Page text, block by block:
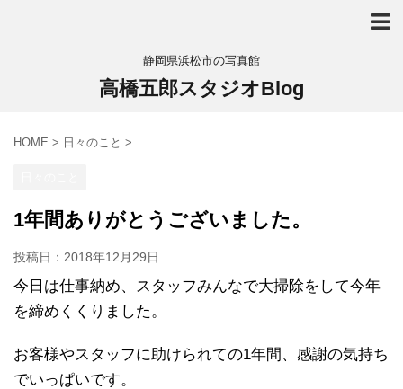
静岡県浜松市の写真館
高橋五郎スタジオBlog
HOME > 日々のこと >
1年間ありがとうございました。
投稿日： 2018年12月29日
今日は仕事納め、スタッフみんなで大掃除をして今年
を締めくくりました。
お客様やスタッフに助けられての1年間、感謝の気持ち
でいっぱいです。